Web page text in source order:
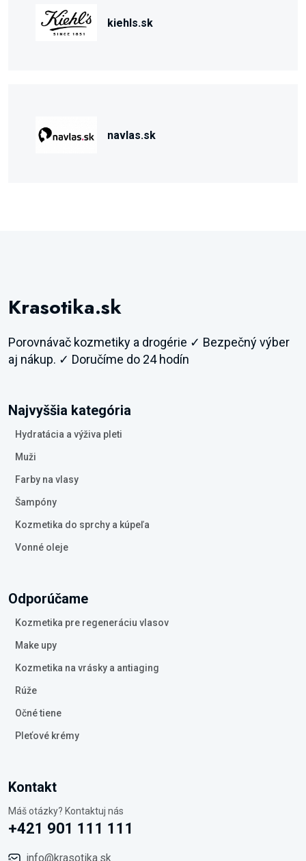
kiehls.sk
navlas.sk
Krasotika.sk
Porovnávač kozmetiky a drogérie ✓ Bezpečný výber
aj nákup. ✓ Doručíme do 24 hodín
Najvyššia kategória
Hydratácia a výživa pleti
Muži
Farby na vlasy
Šampóny
Kozmetika do sprchy a kúpeľa
Vonné oleje
Odporúčame
Kozmetika pre regeneráciu vlasov
Make upy
Kozmetika na vrásky a antiaging
Rúže
Očné tiene
Pleťové krémy
Kontakt
Máš otázky? Kontaktuj nás
+421 901 111 111
info@krasotika.sk